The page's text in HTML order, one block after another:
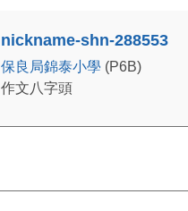
nickname-shn-288553
保良局錦泰小學 (P6B)
作文八字頭